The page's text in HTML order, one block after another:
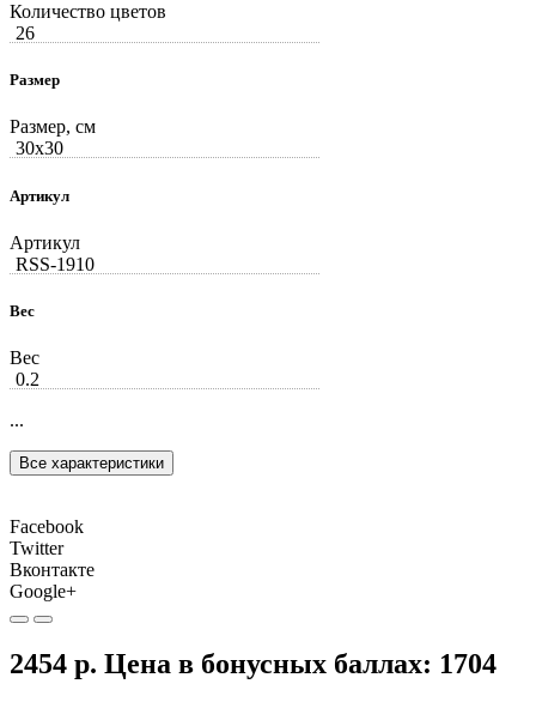
Количество цветов
26
Размер
Размер, см
30x30
Артикул
Артикул
RSS-1910
Вес
Вес
0.2
...
Все характеристики
Facebook
Twitter
Вконтакте
Google+
2454 р. Цена в бонусных баллах: 1704